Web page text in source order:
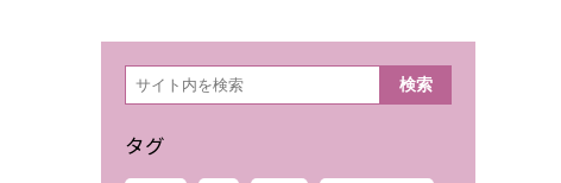
検
索 検索
タグ